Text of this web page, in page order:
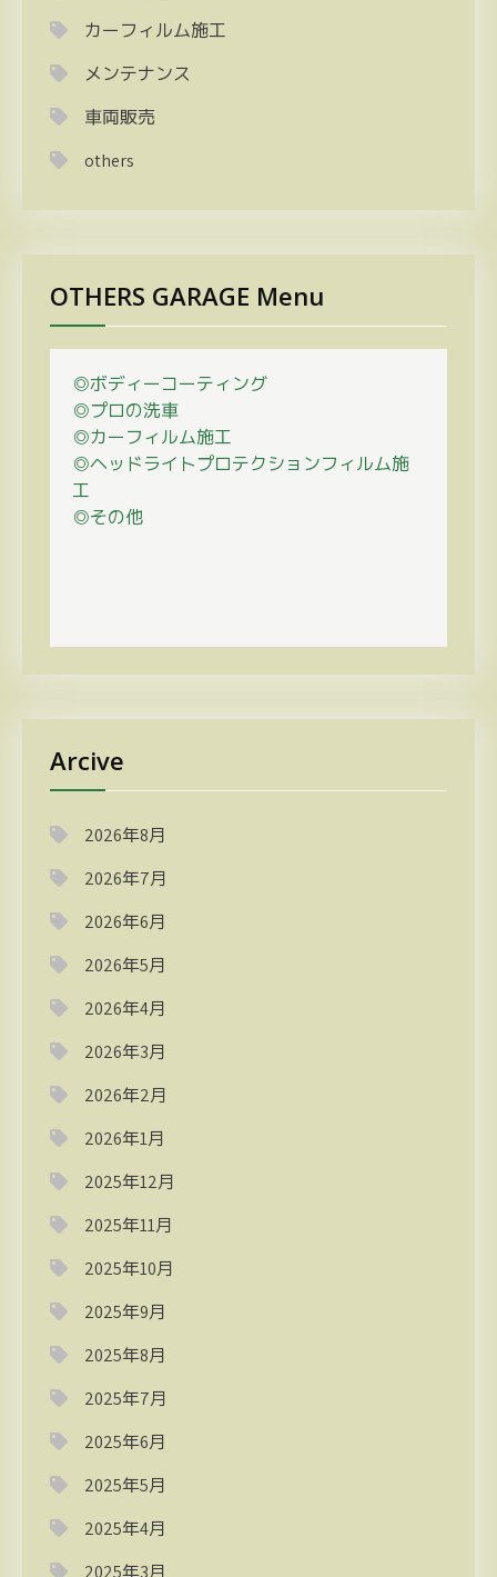
カーフィルム施工
メンテナンス
車両販売
others
OTHERS GARAGE Menu
◎ボディーコーティング
◎プロの洗車
◎カーフィルム施工
◎ヘッドライトプロテクションフィルム施
工
◎その他
Arcive
2026年8月
2026年7月
2026年6月
2026年5月
2026年4月
2026年3月
2026年2月
2026年1月
2025年12月
2025年11月
2025年10月
2025年9月
2025年8月
2025年7月
2025年6月
2025年5月
2025年4月
2025年3月